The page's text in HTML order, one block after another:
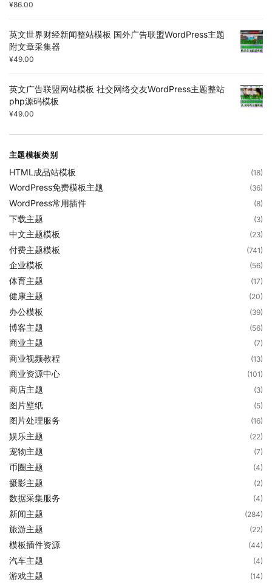
¥86.00
英文世界财经新闻整站模板 国外广告联盟WordPress主题
附文章采集器
¥49.00
英文广告联盟网站模板 社交网络交友WordPress主题整站
php源码模板
¥49.00
主题模板类别
HTML成品站模板 (18)
WordPress免费模板主题 (36)
WordPress常用插件 (8)
下载主题 (3)
中文主题模板 (23)
付费主题模板 (741)
企业模板 (56)
体育主题 (17)
健康主题 (20)
办公模板 (39)
博客主题 (56)
商业主题 (7)
商业视频教程 (13)
商业资源中心 (101)
商店主题 (3)
图片壁纸 (5)
图片处理服务 (16)
娱乐主题 (22)
宠物主题 (7)
币圈主题 (4)
摄影主题 (2)
数据采集服务 (4)
新闻主题 (284)
旅游主题 (22)
模板插件资源 (44)
汽车主题 (4)
游戏主题 (14)